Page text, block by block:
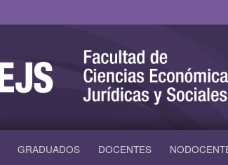
GRADUADOS DOCENTES